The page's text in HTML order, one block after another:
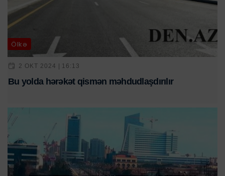
Ölkə
2 OKT 2024 | 16:13
Bu yolda hərəkət qismən məhdudlaşdırılır